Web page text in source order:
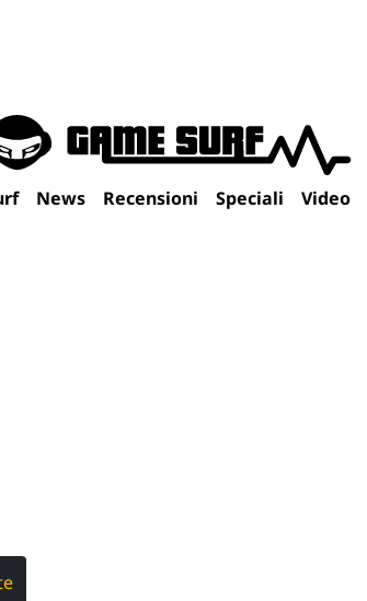
News Recensioni Speciali Video